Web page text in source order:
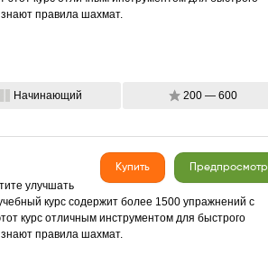
правила шахмат.
Начинающий 200 — 600
Предпросмотр
Купить
улучшать
курс содержит более 1500 упражнений с
курс отличным инструментом для быстрого
правила шахмат.